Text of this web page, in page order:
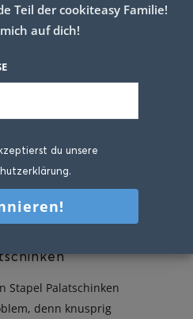
Stapel Palatschinken
denn knusprig
Teil der cookiteasy Familie!
auf dich!
du unsere